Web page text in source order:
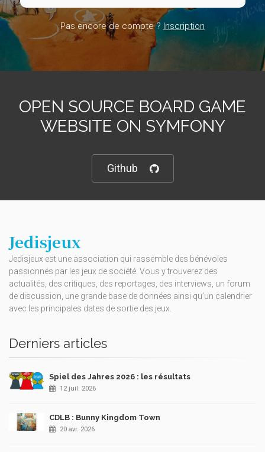
Pas encore de compte ? Inscription
OPEN SOURCE BOARD GAME
WEBSITE ON SYMFONY
Github
Jedisjeux
Jedisjeux est une association qui rassemble des bénévoles
passionnés par les jeux de société. Vous y trouverez des
actualités, des critiques, des reportages, des interviews, un forum
de discussion, une grande base de données ainsi qu’un calendrier
avec les principales dates de sortie des jeux.
Derniers articles
Spiel des Jahres 2026 : les résultats
12 juil. 2026
CDLB : Bunny Kingdom Town
20 avr. 2026